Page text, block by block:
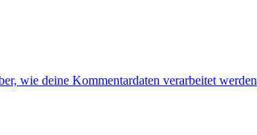
wie deine Kommentardaten verarbeitet werden